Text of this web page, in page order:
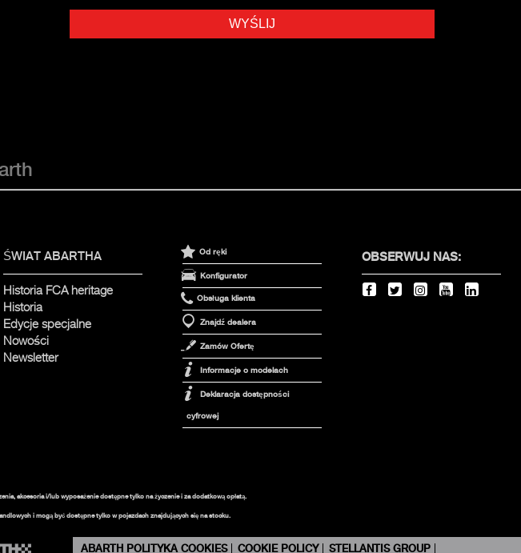
ŚWIAT ABARTHA
Historia FCA heritage
Historia
Edycje specjalne
Nowości
Newsletter
Od ręki
Konfigurator
Obsługa klienta
Znajdź dealera
Zamów Ofertę
Informacje o modelach
Deklaracja dostępności
cyfrowej
OBSERWUJ NAS:
akcesoria i/lub wyposażenie dostępne tylko na życzenie i za dodatkową opłatą.
i mogą być dostępne tylko w pojazdach znajdujących się na stocku.
ABARTH POLITYKA COOKIES COOKIE POLICY STELLANTIS GROUP